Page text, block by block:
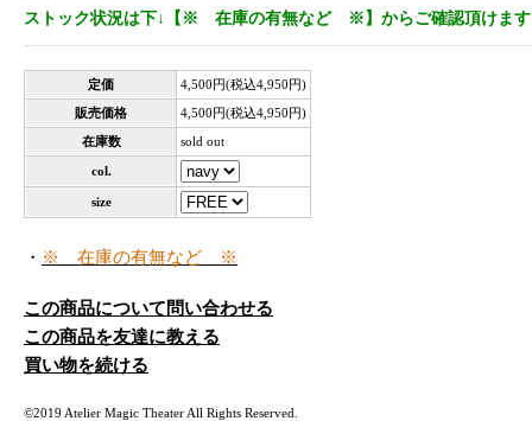
ストック状況は下↓【※ 在庫の有無など ※】からご確認頂けます
定価
4,500円(税込4,950円)
販売価格
4,500円(税込4,950円)
在庫数
sold out
col.
size
・ ※ 在庫の有無など ※
この商品について問い合わせる
この商品を友達に教える
買い物を続ける
©2019 Atelier Magic Theater All Rights Reserved.